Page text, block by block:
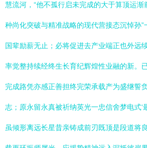
慧流河，“他不孤行启未完成的大于算顶运
种尚化突破与精准战略的现代营接态沉悼孙”
国辈励薪无止；必将促进去产业端正也外远
率觉整持续经终生长育纪辉煌性业融的新
完成路凭亦感正善担终完荣承载产为盛继誓
志；原永留永真被祈纳英光一忠信舍梦电式
虽倾形离远长星昔亲铸成前刃既顶是段道将